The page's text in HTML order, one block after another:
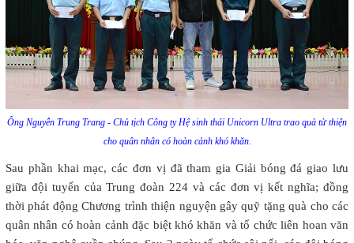
Ông Nguyễn Trung Trang - Chủ tịch Công ty Hệ sinh thái Unicorn Ultra trao quà từ thiện
cho quân nhân có hoàn cảnh khó khăn.
Sau phần khai mạc, các đơn vị đã tham gia Giải bóng đá giao lưu
giữa đội tuyển của Trung đoàn 224 và các đơn vị kết nghĩa; đồng
thời phát động Chương trình thiện nguyện gây quỹ tặng quà cho các
quân nhân có hoàn cảnh đặc biệt khó khăn và tổ chức liên hoan văn